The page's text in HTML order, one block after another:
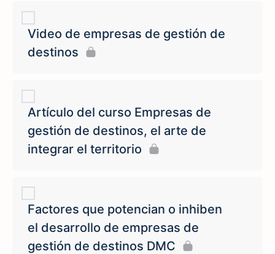
Video de empresas de gestión de
destinos
Artículo del curso Empresas de
gestión de destinos, el arte de
integrar el territorio
Factores que potencian o inhiben
el desarrollo de empresas de
gestión de destinos DMC